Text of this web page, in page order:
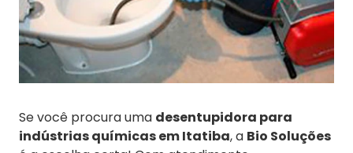
Se você procura uma desentupidora para
indústrias químicas em Itatiba, a Bio Soluções